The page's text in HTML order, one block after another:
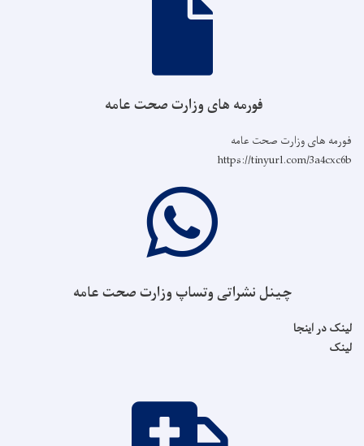
فورمه های وزارت صحت عامه
فورمه های وزارت صحت عامه
https://tinyurl.com/3a4cxc6b
چینل نشراتی وتساپ وزارت صحت عامه
لینک در اینجا
لینک